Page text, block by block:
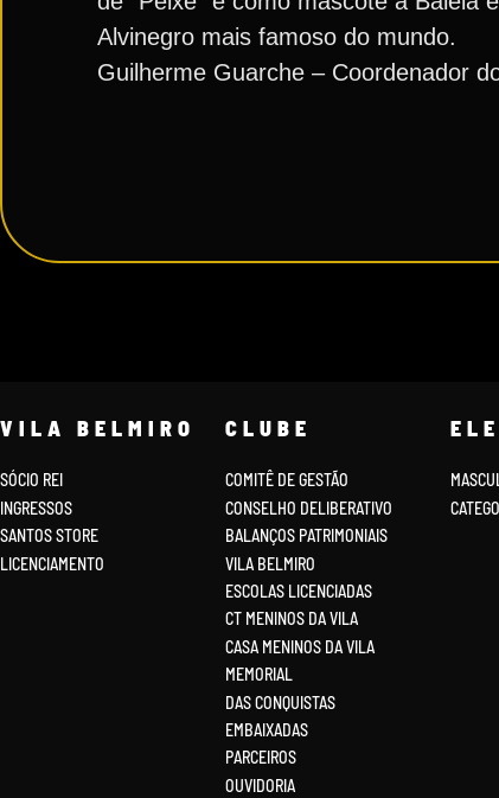
Alvinegro mais famoso do mundo.
Guilherme Guarche – Coordenador
VILA BELMIRO
SÓCIO REI
INGRESSOS
SANTOS STORE
LICENCIAMENTO
CLUBE
COMITÊ DE GESTÃO
CONSELHO DELIBERATIVO
BALANÇOS PATRIMONIAIS
VILA BELMIRO
ESCOLAS LICENCIADAS
CT MENINOS DA VILA
CASA MENINOS DA VILA
MEMORIAL
DAS CONQUISTAS
EMBAIXADAS
PARCEIROS
OUVIDORIA